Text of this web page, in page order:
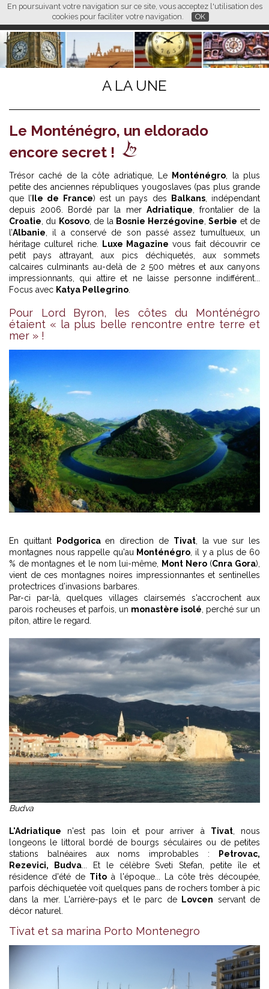
En poursuivant votre navigation sur ce site, vous acceptez l'utilisation des
cookies pour faciliter votre navigation.
OK
FR EN CN
L M
A LA UNE
Le Monténégro, un eldorado
encore secret !
Trésor caché de la côte adriatique, Le Monténégro , la plus
petite des anciennes républiques yougoslaves (pas plus grande
que l’ Ile de France) est un pays des Balkans, indépendant
depuis 2006. Bordé par la mer Adriatique , frontalier de la
Croatie , du Kosovo, de la Bosnie Herzégovine ,Serbie et de
l’Albanie , il a conservé de son passé assez tumultueux, un
héritage culturel riche.
Luxe Magazine vous fait découvrir ce
petit pays attrayant, aux pics déchiquetés, aux sommets
calcaires culminants au-delà de 2 500 mètres et aux canyons
impressionnants, qui attire et ne laisse personne indifférent...
Focus avec Katya Pellegrino
Pour Lord Byron, les côtes du Monténégro
étaient « la plus belle rencontre entre terre et
mer » !
En quittant Podgoricaen direction de Tivat, la vue sur les
montagnes nous rappelle qu'au Monténégro , il y a plus de 60
% de montagnes et le nom lui-même,
Mont Nero(Cnra Gora),
vient de ces montagnes noires impressionnantes et sentinelles
protectrices d’invasions barbares.
Par-ci par-là, quelques villages clairsemés s'accrochent aux
parois rocheuses et parfois, un monastère isolé , perché sur un
piton, attire le regard.
Budva
L'Adriatique n'est pas loin et pour arriver à Tivat, nous
longeons le littoral bordé de bourgs séculaires ou de petites
stations balnéaires aux noms improbables :
Petrovac,
Rezevici, Budva... Et le célèbre Sveti Stefan, petite île et
résidence d'été de Tito à l'époque... La côte très découpée,
parfois déchiquetée voit quelques pans de rochers tomber à pic
dans la mer. L'arrière-pays et le parc de
Lovcen servant de
décor naturel.
Tivat et sa marina Porto Montenegro